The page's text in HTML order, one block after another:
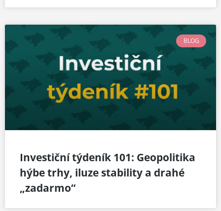
BLOG
Investiční týdeník 101: Geopolitika
hýbe trhy, iluze stability a drahé
„zadarmo“